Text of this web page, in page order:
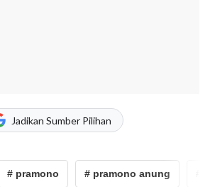
Jadikan Sumber Pilihan
# pramono # pramono anung